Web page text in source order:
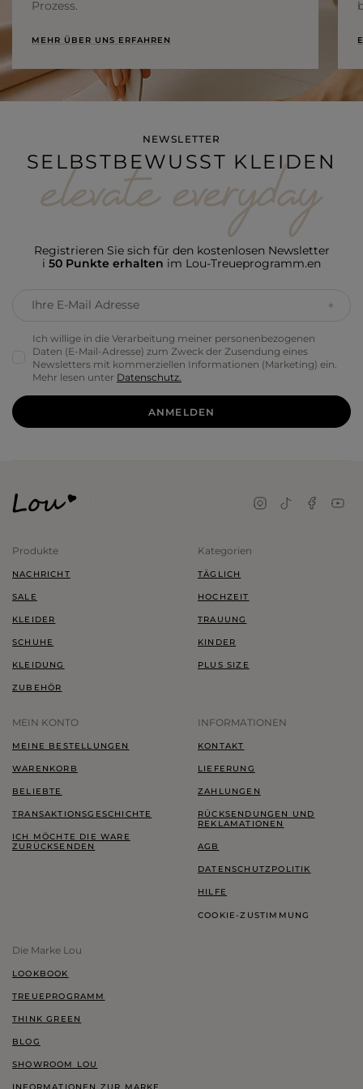
Prozess.
MEHR ÜBER UNS ERFAHREN
NEWSLETTER
SELBSTBEWUSST KLEIDEN
Registrieren Sie sich für den kostenlosen Newsletter
i 50 Punkte erhalten im Lou-Treueprogramm.en
Ihre E-Mail Adresse
Ich willige in die Verarbeitung meiner personenbezogenen
Daten (E-Mail-Adresse) zum Zweck der Zusendung eines
Newsletters mit kommerziellen Informationen (Marketing) ein.
Mehr lesen unter Datenschutz.
ANMELDEN
Produkte
NACHRICHT
SALE
KLEIDER
SCHUHE
KLEIDUNG
ZUBEHÖR
Kategorien
TÄGLICH
HOCHZEIT
TRAUUNG
KINDER
PLUS SIZE
MEIN KONTO
MEINE BESTELLUNGEN
WARENKORB
BELIEBTE
TRANSAKTIONSGESCHICHTE
ICH MÖCHTE DIE WARE
ZURÜCKSENDEN
INFORMATIONEN
KONTAKT
LIEFERUNG
ZAHLUNGEN
RÜCKSENDUNGEN UND
REKLAMATIONEN
AGB
DATENSCHUTZPOLITIK
HILFE
COOKIE-ZUSTIMMUNG
Die Marke Lou
LOOKBOOK
TREUEPROGRAMM
THINK GREEN
BLOG
SHOWROOM LOU
INFORMATIONEN ZUR MARKE